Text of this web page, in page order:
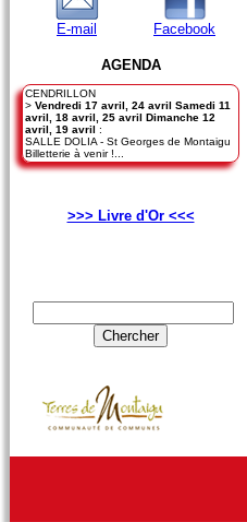
E-mail Facebook
AGENDA
CENDRILLON
> Vendredi 17 avril, 24 avril Samedi 11
avril, 18 avril, 25 avril Dimanche 12
avril, 19 avril :
SALLE DOLIA - St Georges de Montaigu
Billetterie à venir !...
>>> Livre d'Or <<<